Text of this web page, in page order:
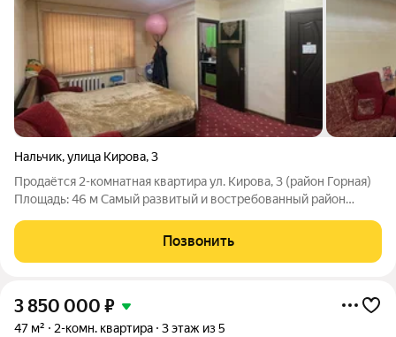
Нальчик,улица Кирова,3
Продаётся 2-комнатная квартира ул. Кирова, 3 (район Горная)
Площадь: 46 м Самый развитый и востребованный район
нескольких минутах от дома: ТЦ «Галерея» Кофейни и
кондитерские Рестораны и кафе
Позвонить
3 850 000 ₽
47 м² 2-комн. квартира 3 этаж из 5